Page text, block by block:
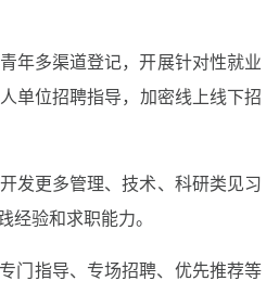
年多渠道登记，开展针对性就业
单位招聘指导，加密线上线下招
发更多管理、技术、科研类见习
经验和求职能力。
门指导、专场招聘、优先推荐等